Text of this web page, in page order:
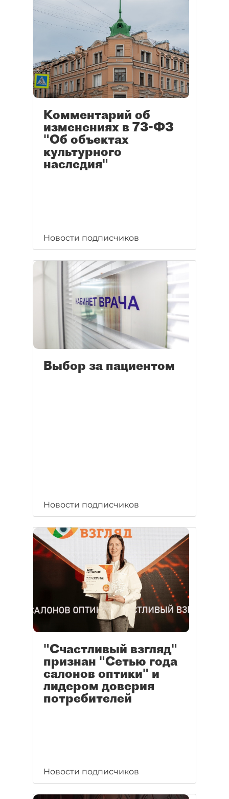
Комментарий об
изменениях в 73-ФЗ
"Об объектах
культурного
наследия"
Новости подписчиков
Выбор за пациентом
Новости подписчиков
"Счастливый взгляд"
признан "Сетью года
салонов оптики" и
лидером доверия
потребителей
Новости подписчиков